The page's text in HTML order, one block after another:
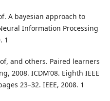
A bayesian approach to
Information Processing
1
and others. Paired learners
2008. ICDM’08. Eighth IEEE
23–32. IEEE, 2008. 1